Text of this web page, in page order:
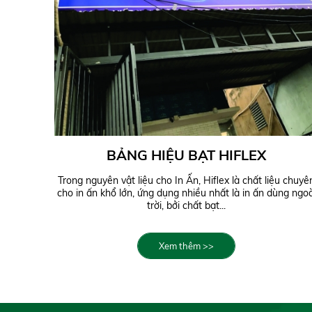
BẢNG HIỆU BẠT HIFLEX
Trong nguyên vật liệu cho In Ấn, Hiflex là chất liệu
cho in ấn khổ lớn, ứng dụng nhiều nhất là in ấn dùng
trời, bởi chất bạt...
Xem thêm >>